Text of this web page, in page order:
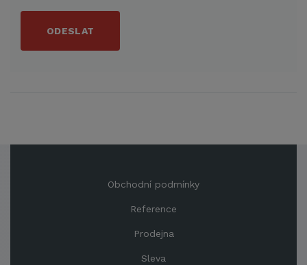
ODESLAT
Obchodní podmínky
Reference
Prodejna
Sleva